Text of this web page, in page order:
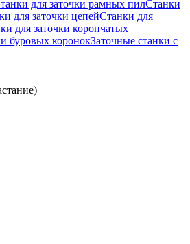
для заточки рамных пилСтанки
для заточки цепейСтанки для
для заточки корончатых
буровых коронокЗаточные станки с